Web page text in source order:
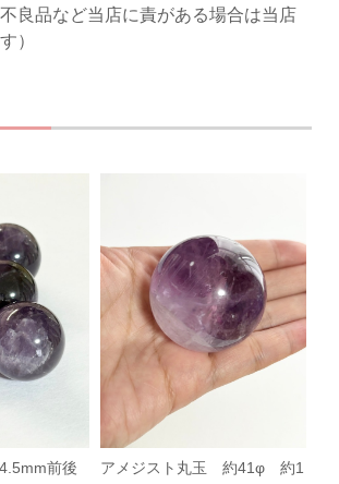
良品など当店に責がある場合は当店
）
前後 アメジスト丸玉 約41φ 約1